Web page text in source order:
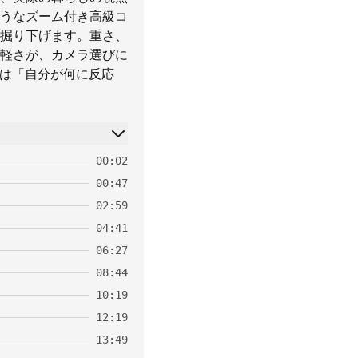
なズーム付き高級コ
り下げます。重さ、
さが、カメラ選びに
「自分が何に反応
00:02
00:47
02:59
04:41
06:27
08:44
10:19
12:19
13:49